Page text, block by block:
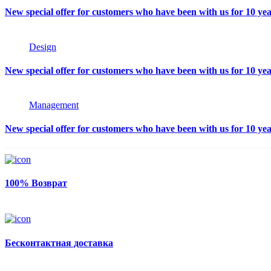
New special offer for customers who have been with us for 10
Design
New special offer for customers who have been with us for 10
Management
New special offer for customers who have been with us for 10
100% Возврат
Бесконтактная доставка